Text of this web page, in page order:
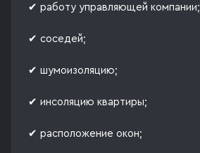
✔ работу управляющей компании;
✔ соседей;
✔ шумоизоляцию;
✔ инсоляцию квартиры;
✔ расположение окон;